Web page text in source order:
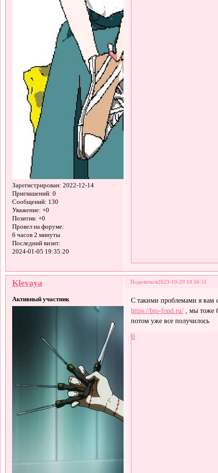
Зарегистрирован: 2022-12-14
Приглашений: 0
Сообщений: 130
Уважение: +0
Позитив: +0
Провел на форуме:
6 часов 2 минуты
Последний визит:
2024-01-05 19:35:20
Поделиться2023-10-20 18:56:51
Klevaya
Активный участник
С такими проблемами я вам
https://bio-fond.ru/ , мы тоже
потом уже все получилось
0